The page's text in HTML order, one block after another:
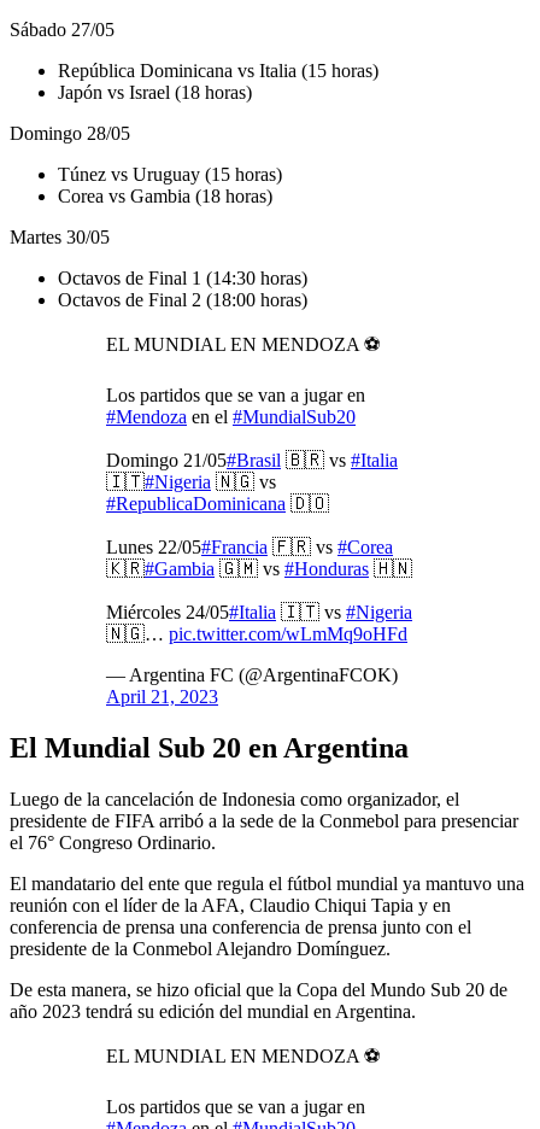
Sábado 27/05
República Dominicana vs Italia (15 horas)
Japón vs Israel (18 horas)
Domingo 28/05
Túnez vs Uruguay (15 horas)
Corea vs Gambia (18 horas)
Martes 30/05
Octavos de Final 1 (14:30 horas)
Octavos de Final 2 (18:00 horas)
EL MUNDIAL EN MENDOZA ⚽️
Los partidos que se van a jugar en
#Mendoza en el #MundialSub20
Domingo 21/05#Brasil 🇧🇷 vs #Italia
🇮🇹#Nigeria 🇳🇬 vs
#RepublicaDominicana 🇩🇴
Lunes 22/05#Francia 🇫🇷 vs #Corea
🇰🇷#Gambia 🇬🇲 vs #Honduras 🇭🇳
Miércoles 24/05#Italia 🇮🇹 vs #Nigeria
🇳🇬… pic.twitter.com/wLmMq9oHFd
— Argentina FC (@ArgentinaFCOK)
April 21, 2023
El Mundial Sub 20 en Argentina
Luego de la cancelación de Indonesia como organizador, el
presidente de FIFA arribó a la sede de la Conmebol para presenciar
el 76° Congreso Ordinario.
El mandatario del ente que regula el fútbol mundial ya mantuvo una
reunión con el líder de la AFA, Claudio Chiqui Tapia y en
conferencia de prensa una conferencia de prensa junto con el
presidente de la Conmebol Alejandro Domínguez.
De esta manera, se hizo oficial que la Copa del Mundo Sub 20 de
año 2023 tendrá su edición del mundial en Argentina.
EL MUNDIAL EN MENDOZA ⚽️
Los partidos que se van a jugar en